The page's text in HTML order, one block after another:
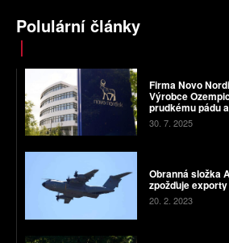
Polulární články
Firma Novo
Výrobce
prudkému pádu
30. 7. 2025
Obranná složka
zpožďuje
20. 2. 2023